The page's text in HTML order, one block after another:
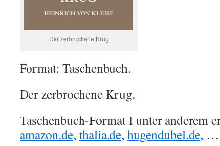
Der zerbrochene Krug
Format: Taschenbuch.
Der zerbrochene Krug.
Taschenbuch-Format I unter anderem
amazon.de, thalia.de, hugendubel.de, …